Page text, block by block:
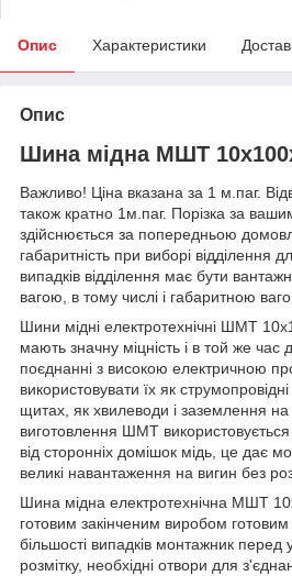
Опис Характеристики
Опис
Шина мідна МШТ
Важливо! Ціна вказана за 1 м.паг.
також кратно 1м.паг. Порізка за
здійснюється за попередньою
габаритність при виборі відділення
випадків відділення має бути
вагою, в тому числі і габаритною
Шини мідні електротехнічні ШМТ
мають значну міцність і в той же час
поєднанні з високою електричною
використовувати їх як
щитах, як хвилеводи і заземлення на
виготовлення ШМТ
від сторонніх домішок мідь, це дає
великі навантаження на вигин без
Шина мідна електротехнічна МШТ
готовим закінченим виробом
більшості випадків монтажник перед
розмітку, необхідні отвори для